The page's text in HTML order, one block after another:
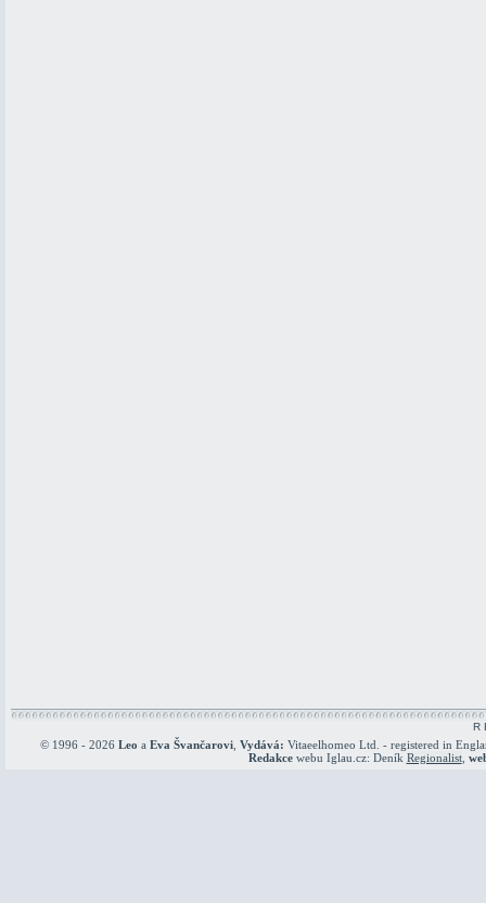
R
© 1996 - 2026 Leo a Eva Švančarovi Vydává: Vitaeelhomeo Ltd. - registered in
Redakcewebu Iglau.cz: Deník Regionalist,